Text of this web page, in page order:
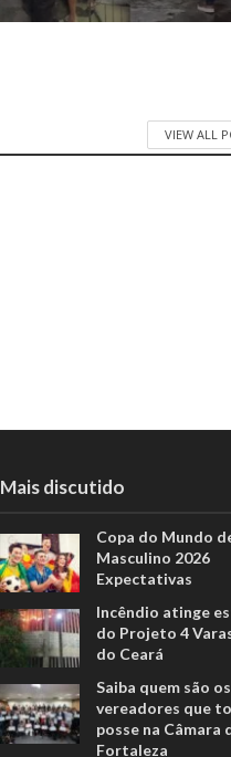
VIEW ALL
Mais discutido
Copa do Mundo
Masculino 2026
Expectativas
Incêndio atinge
do Projeto 4
do Ceará
Saiba quem são os
vereadores que
posse na Câmara
Fortaleza